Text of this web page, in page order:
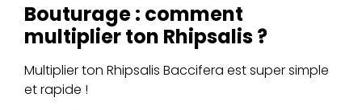
Bouturage : comment
multiplier ton Rhipsalis ?
Multiplier ton Rhipsalis Baccifera est super simple
et rapide !